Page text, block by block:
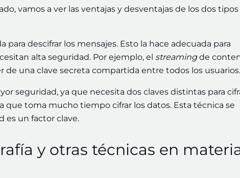
vamos a ver las ventajas y desventajas de los dos tipos
descifrar los mensajes. Esto la hace adecuada para
alta seguridad. Por ejemplo, el streamingde
de una clave secreta compartida entre todos los usuarios.
seguridad, ya que necesita dos claves distintas para
que toma mucho tiempo cifrar los datos. Esta técnica se
es un factor clave.
y otras técnicas en